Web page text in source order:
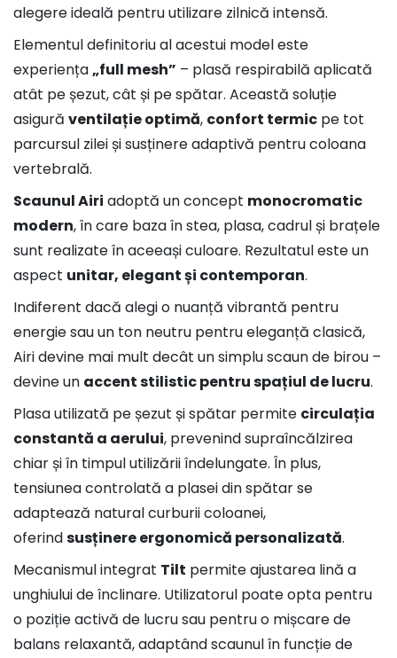
alegere ideală pentru utilizare zilnică intensă.
Elementul definitoriu al acestui model este
experiența„full mesh” – plasă respirabilă aplicată
atât pe șezut, cât și pe spătar. Această soluție
asigură ventilație optimă, confort termic pe tot
parcursul zilei și susținere adaptivă pentru coloana
vertebrală.
Scaunul Airi adoptă un concept monocromatic
modern, în care baza în stea, plasa, cadrul și brațele
sunt realizate în aceeași culoare. Rezultatul este un
aspect unitar, elegant și contemporan.
Indiferent dacă alegi o nuanță vibrantă pentru
energie sau un ton neutru pentru eleganță clasică,
Airi devine mai mult decât un simplu scaun de birou –
devine un accent stilistic pentru spațiul de lucru.
Plasa utilizată pe șezut și spătar permite circulația
constantă a aerului, prevenind supraîncălzirea
chiar și în timpul utilizării îndelungate. În plus,
tensiunea controlată a plasei din spătar se
adaptează natural curburii coloanei,
oferindsusținere ergonomică personalizată.
Mecanismul integrat Tilt permite ajustarea lină a
unghiului de înclinare. Utilizatorul poate opta pentru
o poziție activă de lucru sau pentru o mișcare de
balans relaxantă, adaptând scaunul în funcție de